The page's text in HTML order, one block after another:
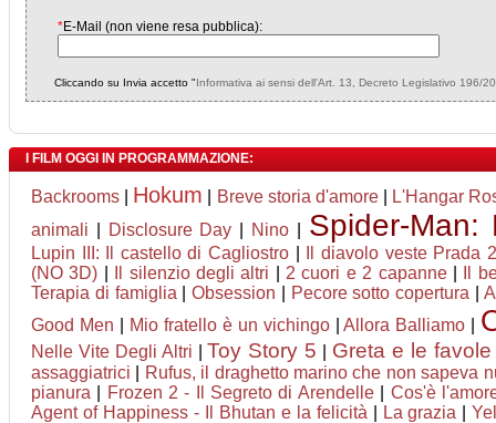
*E-Mail (non viene resa pubblica):
Cliccando su Invia accetto "Informativa ai sensi dell'Art. 13, Decreto Legislativo 196/
I FILM OGGI IN PROGRAMMAZIONE:
Backrooms Hokum Breve storia d'amore|
L'Hangar
animali
Disclosure Day Nino Spider-Man:
Lupin III: Il castello di Cagliostro
Il diavolo veste Prada 2
(NO 3D)
Il silenzio degli altri 2 cuori e 2 capanne|
Il
Terapia di famiglia |Obsession Pecore sotto copertura
Good Men
Mio fratello è un vichingo|Allora Balliamo
Nelle Vite Degli Altri |Toy Story 5 Greta e le
assaggiatrici
Rufus, il draghetto marino che non sapeva
pianura
Frozen 2 - Il Segreto di Arendelle| Cos'è
Agent of Happiness - Il Bhutan e la felicità
La grazia |